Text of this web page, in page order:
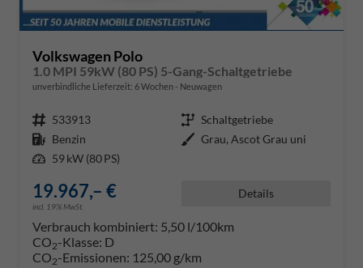
Volkswagen Polo
1.0 MPI 59kW (80 PS) 5-Gang-Schaltgetriebe
unverbindliche Lieferzeit: 6 Wochen Neuwagen
Fahrzeugnr. 533913 Getriebe Schaltgetriebe
Kraftstoff Benzin Außenfarbe Grau, Ascot Grau uni
Leistung 59 kW (80 PS)
19.967,– €
incl. 19% MwSt.
Details
Verbrauch kombiniert: 5,50 l/100km
CO2-Klasse: D
CO2-Emissionen: 125,00 g/km